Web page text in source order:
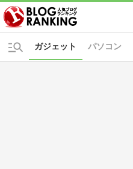
パソコン
ガジェット